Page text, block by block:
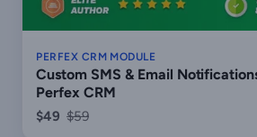
PERFEX CRM MODULE
Custom SMS & Email
Perfex CRM
$49 $59